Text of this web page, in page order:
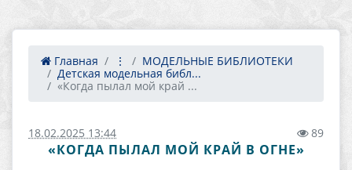
Главная ⋮
МОДЕЛЬНЫЕ БИБЛИОТЕКИ
Детская модельная библ...
«Когда пылал мой край ...
18.02.2025 13:44 89
«КОГДА ПЫЛАЛ МОЙ КРАЙ В ОГНЕ»